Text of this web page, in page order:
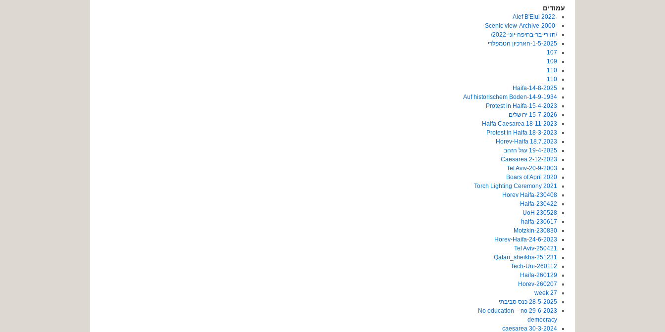
עמודים
-2022 Alef B'Elul
-Scenic view-Archive-2000
/חזירי-בר-בחיפה-יוני-2022/
1-5-2025-הארכיון הטמפלרי
107
109
110
110
14-8-2025-Haifa
14-9-1934-Auf historischem Boden
15-4-2023-Protest in Haifa
15-7-2026 ירושלים
18-11-2023 Haifa Caesarea
18-3-2023 Protest in Haifa
18.7.2023 Horev-Haifa
19-4-2025 עגל הזהב
2-12-2023 Caesarea
20-9-2003-Tel Aviv
2020 Boars of April
2021 Torch Lighting Ceremony
230408-Horev Haifa
230422-Haifa
230528 UoH
230617-haifa
230830-Motzkin
24-6-2023-Horev-Haifa
250421-Tel Aviv
251231-Qatari_sheikhs
260112-Tech-Uni
260129-Haifa
260207-Horev
27 week
28-5-2025 כנס סביבתי
29-6-2023 No education – no
democracy
30-3-2024 caesarea